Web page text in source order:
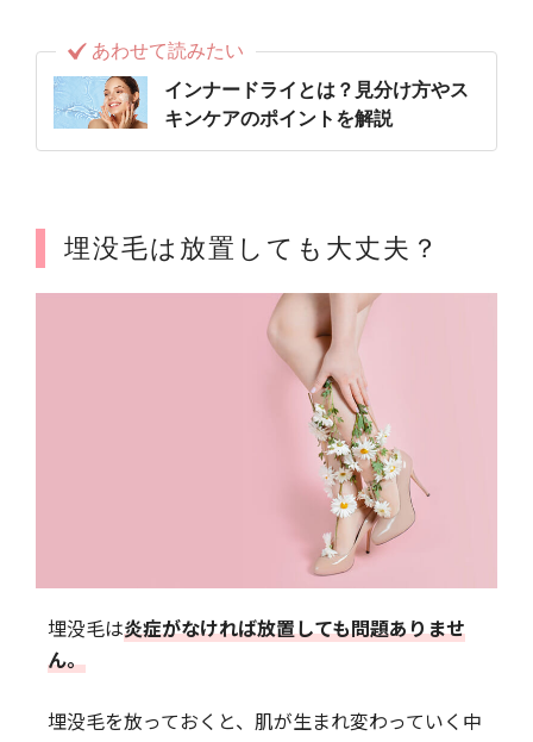
あわせて読みたい
インナードライとは？見分け方やス
キンケアのポイントを解説
埋没毛は放置しても大丈夫？
埋没毛は炎症がなければ放置しても問題ありませ
ん。
埋没毛を放っておくと、肌が生まれ変わっていく中